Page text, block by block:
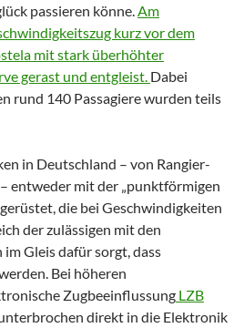
passieren könne. Am
kurz vor dem
mit stark überhöhter
gerast und entgleist. Dabei
rund 140 Passagiere wurden teils
in Deutschland – von Rangier-
entweder mit der „punktförmigen
die bei Geschwindigkeiten
der zulässigen mit den
Gleis dafür sorgt, dass
Bei höheren
Zugbeeinflussung LZB
direkt in die Elektronik